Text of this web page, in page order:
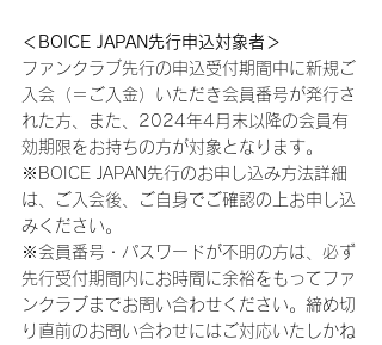
＜BOICE JAPAN先行申込対象者＞
ファンクラブ先行の申込受付期間中に新規ご
入会（＝ご入金）いただき会員番号が発行さ
れた方、また、2024年4月末以降の会員有
効期限をお持ちの方が対象となります。
※BOICE JAPAN先行のお申し込み方法詳細
は、ご入会後、ご自身でご確認の上お申し込
みください。
※会員番号・パスワードが不明の方は、必ず
先行受付期間内にお時間に余裕をもってファ
ンクラブまでお問い合わせください。締め切
り直前のお問い合わせにはご対応いたしかね